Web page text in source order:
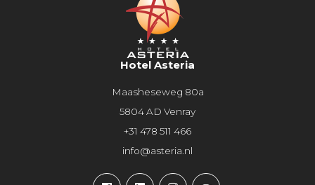
Hotel Asteria
Maasheseweg 80a
5804 AD Venray
+31 478 511 466
info@asteria.nl